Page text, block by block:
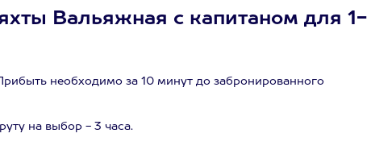
Вальяжная с капитаном для 1-
необходимо за 10 минут до забронированного
на выбор - 3 часа.